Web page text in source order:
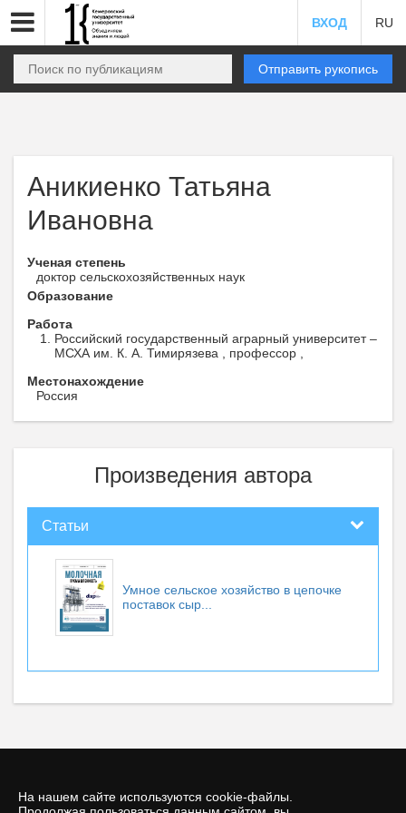
На нашем сайте используются cookie-файлы.
ВХОД RU
Отправить рукопись
Аникиенко Татьяна
Ивановна
Ученая степень
доктор сельскохозяйственных наук
Образование
Работа
Российский государственный аграрный университет –
МСХА им. К. А. Тимирязева , профессор ,
Местонахождение
Россия
Произведения автора
Статьи
Умное сельское хозяйство в цепочке
поставок сыр...